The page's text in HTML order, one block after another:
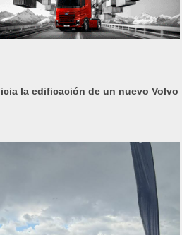
la edificación de un nuevo Volvo